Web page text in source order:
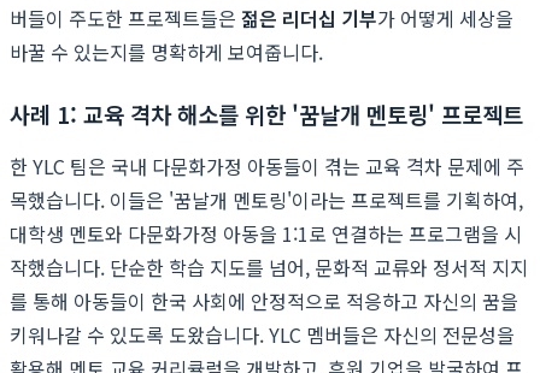
버들이 주도한 프로젝트들은 젊은 리더십 기부가 어떻게 세상을
바꿀 수 있는지를 명확하게 보여줍니다.
사례 1: 교육 격차 해소를 위한 '꿈날개 멘토링' 프로젝트
한 YLC 팀은 국내 다문화가정 아동들이 겪는 교육 격차 문제에 주
목했습니다. 이들은 '꿈날개 멘토링'이라는 프로젝트를 기획하여,
대학생 멘토와 다문화가정 아동을 1:1로 연결하는 프로그램을 시
작했습니다. 단순한 학습 지도를 넘어, 문화적 교류와 정서적 지지
를 통해 아동들이 한국 사회에 안정적으로 적응하고 자신의 꿈을
키워나갈 수 있도록 도왔습니다. YLC 멤버들은 자신의 전문성을